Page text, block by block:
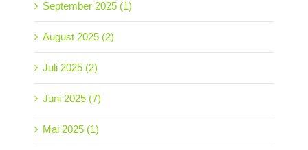
September 2025 (1)
August 2025 (2)
Juli 2025 (2)
Juni 2025 (7)
Mai 2025 (1)